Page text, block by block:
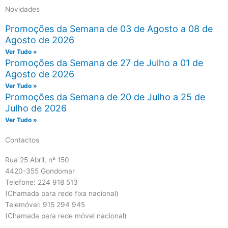
Novidades
Promoções da Semana de 03 de Agosto a 08 de
Agosto de 2026
Ver Tudo »
Promoções da Semana de 27 de Julho a 01 de
Agosto de 2026
Ver Tudo »
Promoções da Semana de 20 de Julho a 25 de
Julho de 2026
Ver Tudo »
Contactos
Rua 25 Abril, nº 150
4420-355 Gondomar
Telefone: 224 918 513
(Chamada para rede fixa nacional)
Telemóvel: 915 294 945
(Chamada para rede móvel nacional)